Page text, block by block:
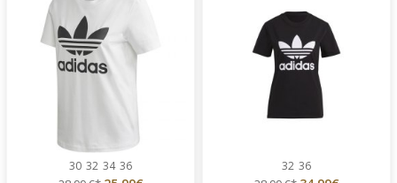
30 32 34 36 32 36